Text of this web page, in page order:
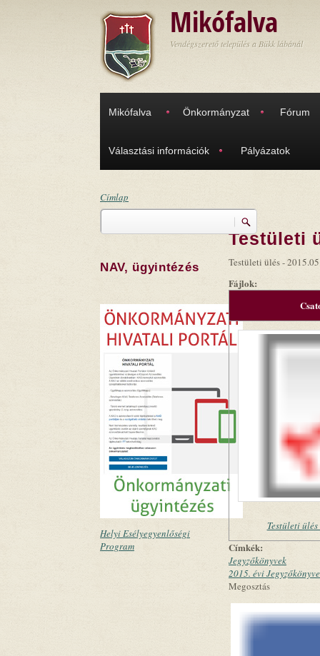
Mikófalva
Vendégszerető település a Bükk lábánál
Mikófalva Önkormányzat Fórum
Választási információk Pályázatok
Címlap
Keresés
NAV, ügyintézés
Helyi Esélyegyenlőségi
Program
Testületi
Testületi ülés -
Fájlok:
Testületi
Címkék:
Jegyzőkönyvek
2015. évi
Megosztás